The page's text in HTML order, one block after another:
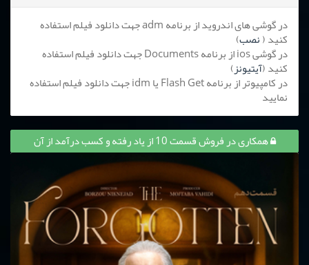
در گوشی های اندروید از برنامه adm جهت دانلود فیلم استفاده
کنید (نصب)
در گوشی ios از برنامه Documents جهت دانلود فیلم استفاده
کنید (آیتیونز)
در کامپیوتر از برنامه Flash Get یا idm جهت دانلود فیلم استفاده
نمایید
همکاری در فروش قسمت 10 از یاد رفته و کسب درآمد از آن